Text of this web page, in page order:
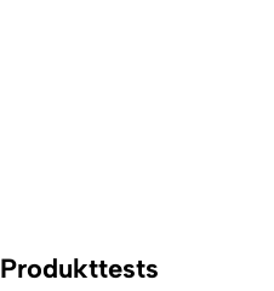
Produkttests